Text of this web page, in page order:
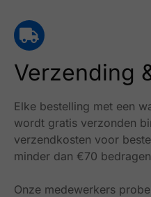
Verzending
Elke bestelling met een
wordt gratis verzonden
verzendkosten voor
minder dan €70
Onze medewerkers